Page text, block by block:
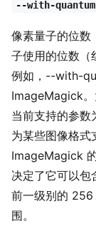
--with-
像素量子的位数
子使用的位数（
例如，--with-
ImageMagick。
当前支持的参
为某些图像格式
ImageMagick
决定了它可以包
前一级别的 256
围。